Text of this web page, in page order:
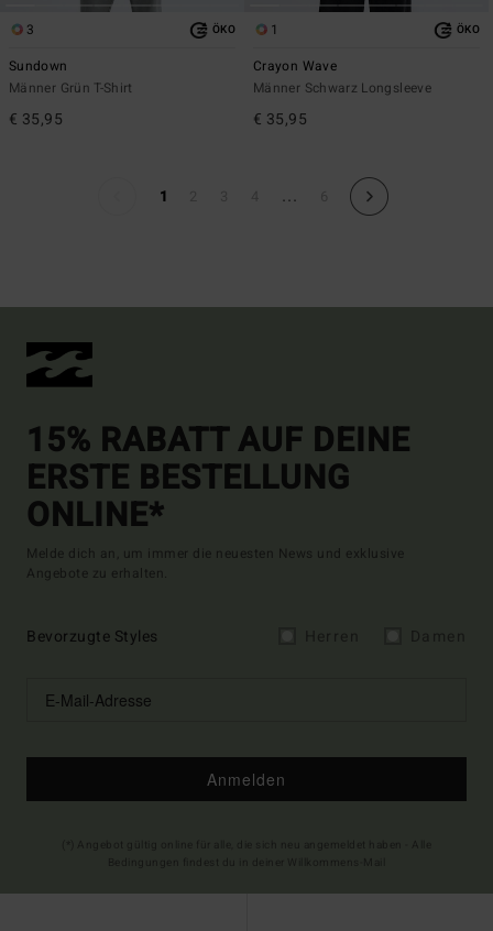
3 ÖKO
Sundown
Männer Grün T-Shirt
€ 35,95
1 ÖKO
Crayon Wave
Männer Schwarz Longsleeve
€ 35,95
1 ...
15% RABATT AUF DEINE
ERSTE BESTELLUNG
ONLINE*
Melde dich an, um immer die neuesten News und exklusive
Angebote zu erhalten.
Bevorzugte Styles
Anmelden